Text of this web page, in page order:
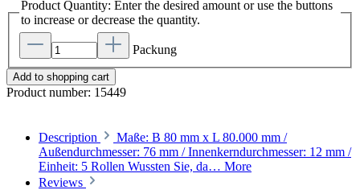
Product Quantity: Enter the desired amount or use the buttons
to increase or decrease the quantity.
Packung
Add to shopping cart
Product number: 15449
Description
Maße: B 80 mm x L 80.000 mm /
Außendurchmesser: 76 mm / Innenkerndurchmesser: 12 mm /
Einheit: 5 Rollen Wussten Sie, da… More
Reviews